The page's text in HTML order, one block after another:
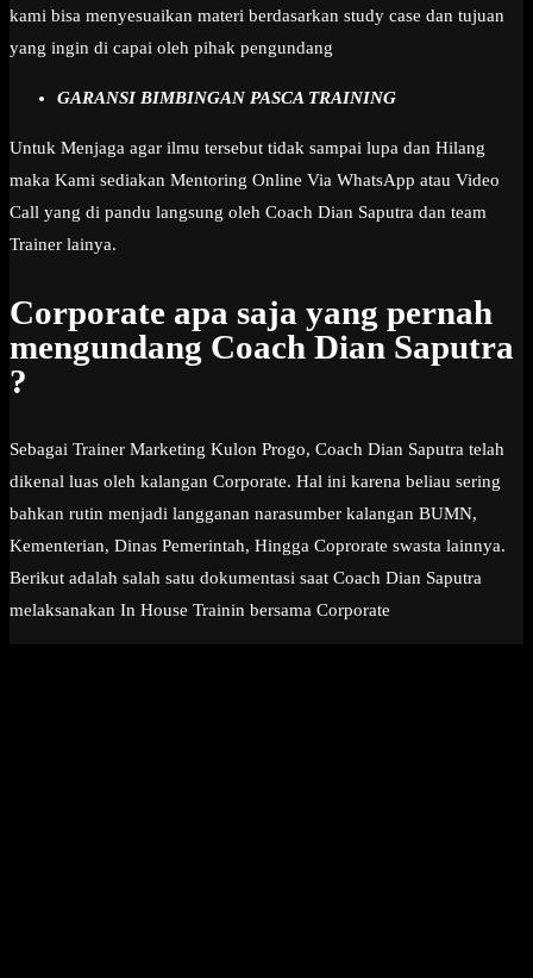
kami bisa menyesuaikan materi berdasarkan study case dan tujuan
yang ingin di capai oleh pihak pengundang
GARANSI BIMBINGAN PASCA TRAINING
Untuk Menjaga agar ilmu tersebut tidak sampai lupa dan Hilang
maka Kami sediakan Mentoring Online Via WhatsApp atau Video
Call yang di pandu langsung oleh Coach Dian Saputra dan team
Trainer lainya.
Corporate apa saja yang pernah
mengundang Coach Dian Saputra
?
Sebagai Trainer Marketing Kulon Progo, Coach Dian Saputra telah
dikenal luas oleh kalangan Corporate. Hal ini karena beliau sering
bahkan rutin menjadi langganan narasumber kalangan BUMN,
Kementerian, Dinas Pemerintah, Hingga Coprorate swasta lainnya.
Berikut adalah salah satu dokumentasi saat Coach Dian Saputra
melaksanakan In House Trainin bersama Corporate